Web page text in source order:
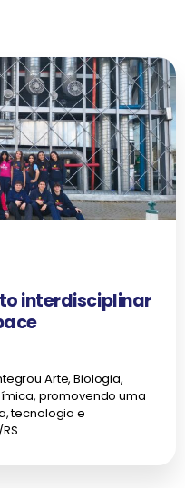
interdisciplinar
Arte, Biologia,
promovendo uma
tecnologia e